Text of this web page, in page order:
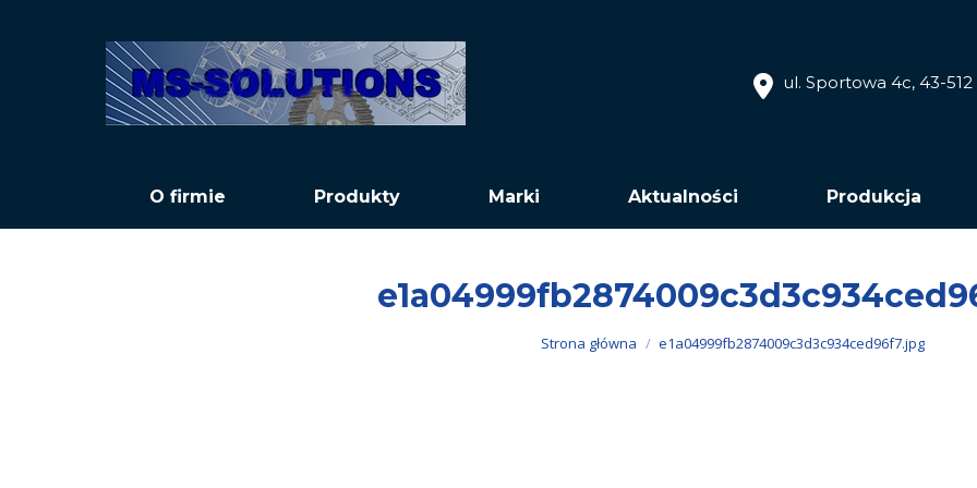
ul. Sportowa 4c, 43-
O firmie Produkty Marki Aktualności Produkcja
Jesteś tutaj:
Strona główna e1a04999fb2874009c3d3c934ced96f7.jpg